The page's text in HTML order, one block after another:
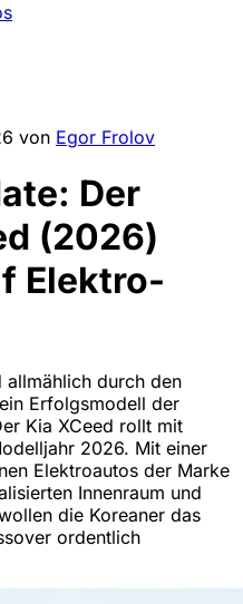
von Egor Frolov
Der
(2026)
Elektro-
allmählich durch den
Erfolgsmodell der
Kia XCeed rollt mit
2026. Mit einer
Elektroautos der Marke
Innenraum und
die Koreaner das
ordentlich